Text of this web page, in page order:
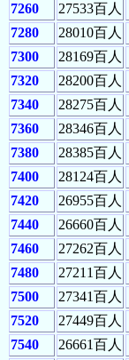
7260
27533百人
7280
28010百人
7300
28169百人
7320
28200百人
7340
28275百人
7360
28346百人
7380
28385百人
7400
28124百人
7420
26955百人
7440
26660百人
7460
27262百人
7480
27211百人
7500
27341百人
7520
27449百人
7540
26661百人